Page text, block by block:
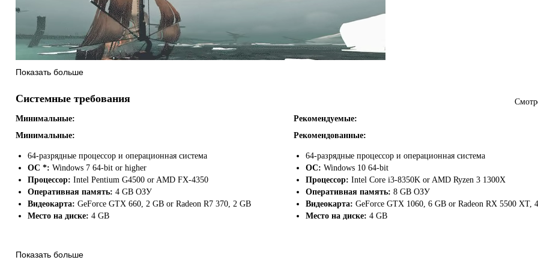
В игре Changing Tides на смену выжженным пустынным равнинам из FAR: Lone Sails придут грозовые облака и морские просторы.
регионам, головоломкам и механикам, полный испытаний путь по миру FAR: Changing Tides станет увлекательным как для поклонников
НОВЫЙ ДОМ
Показать больше
Системные требования
Минимальные:
Минимальные:
64-разрядные процессор и операционная система
ОС *: Windows 7 64-bit or higher
Процессор: Intel Pentium G4500 or AMD FX-4350
Оперативная память: 4 GB ОЗУ
Видеокарта: GeForce GTX 660, 2 GB or Radeon R7 370, 2 GB
Место на диске: 4 GB
Рекомендуемые:
Рекомендованные:
64-разрядные процессор и операционная система
ОС: Windows 10 64-bit
Процессор: Intel Core i3-8350K or AMD Ryzen 3 1300X
Оперативная память: 8 GB ОЗУ
Видеокарта: GeForce GTX 1060, 6 GB or Radeon RX 5500 XT,
Место на диске: 4 GB
Показать больше